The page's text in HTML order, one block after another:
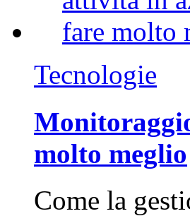
Tecnologie
molto meglio
Come la